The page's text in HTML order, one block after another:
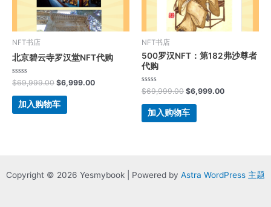
NFT书店
北京碧云寺罗汉堂NFT代购
评
分
0
&sol;
$69,999.00 $6,999.00
加入购物车
NFT书店
500罗汉NFT：第182弗沙尊者
代购
评
分
0
&sol;
$69,999.00 $6,999.00
加入购物车
Copyright © 2026 Yesmybook | Powered by Astra WordPress 主题